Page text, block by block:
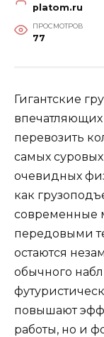
platom.ru
ПРОСМОТРОВ
77
Гигантские
перевозить
самых
очевидных
как
современные
передовыми
остаются
обычного
повышают
работы, но и